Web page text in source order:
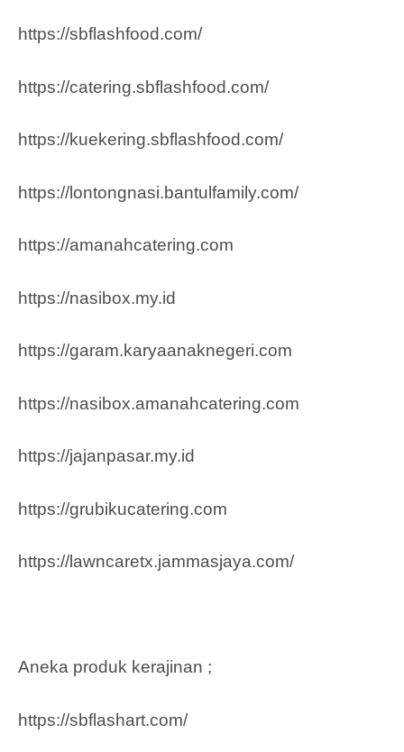
https://sbflashfood.com/
https://catering.sbflashfood.com/
https://kuekering.sbflashfood.com/
https://lontongnasi.bantulfamily.com/
https://amanahcatering.com
https://nasibox.my.id
https://garam.karyaanaknegeri.com
https://nasibox.amanahcatering.com
https://jajanpasar.my.id
https://grubikucatering.com
https://lawncaretx.jammasjaya.com/
Aneka produk kerajinan ;
https://sbflashart.com/